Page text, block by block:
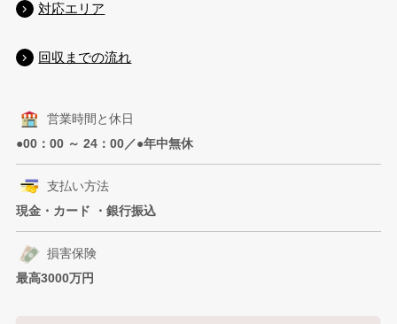
対応エリア
回収までの流れ
営業時間と休日
●00：00 ～ 24：00／●年中無休
支払い方法
現金・カード ・銀行振込
損害保険
最高3000万円